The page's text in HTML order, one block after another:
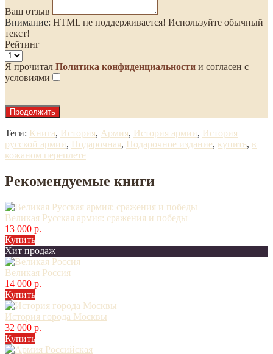
Ваш отзыв
Внимание: HTML не поддерживается! Используйте обычный
текст!
Рейтинг
Я прочитал Политика конфиденциальности и согласен с
условиями
Продолжить
Теги: Книга, История, Армия, История армии, История
русской армии, Подарочная, Подарочное издание, купить, в
кожаном переплете
Рекомендуемые книги
Великая Русская армия: сражения и победы
13 000 р.
Купить
Хит продаж
Великая Россия
14 000 р.
Купить
История города Москвы
32 000 р.
Купить